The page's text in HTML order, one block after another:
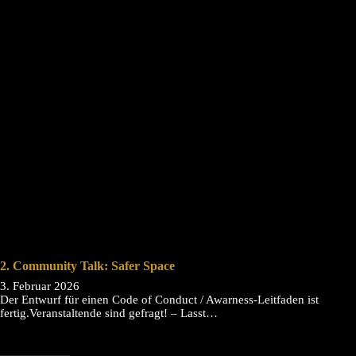
2. Community Talk: Safer Space
3. Februar 2026
Der Entwurf für einen Code of Conduct / Awarness-Leitfaden ist
fertig.Veranstaltende sind gefragt! – Lasst…